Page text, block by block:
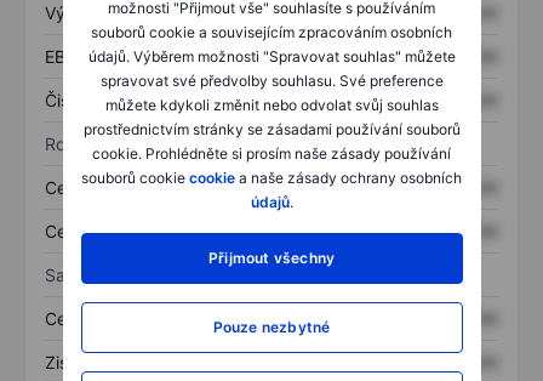
možnosti "Přijmout vše" souhlasíte s používáním
souborů cookie a souvisejícím zpracováním osobních
údajů. Výběrem možnosti "Spravovat souhlas" můžete
spravovat své předvolby souhlasu. Své preference
můžete kdykoli změnit nebo odvolat svůj souhlas
prostřednictvím stránky se zásadami používání souborů
cookie. Prohlédněte si prosím naše zásady používání
souborů cookie cookie a naše zásady ochrany osobních
údajů.
Přijmout všechny
Pouze nezbytné
Výnos XXXXXXX XXXXXXX
EBITDA XXXXXXX XXXXXXX
Čistý příjem XXXXXXX XXXXXXX
Rozvaha
Celková aktiva XXXXXXX XXXXXXX
Celkový dluh XXXXXXX XXXXXXX
Sazby
Cena/tržby XXXXXXX
Zisk na akcii